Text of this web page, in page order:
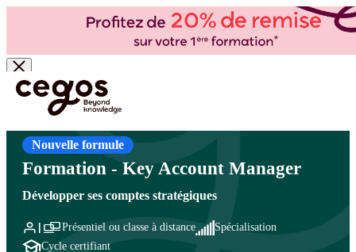
Skip to main content
Vous êtes ici : Accueil >Cegos, organisme de formation à Paris et en régions
>Vente et négociation
Nouvelle formule
Formation - Key Account Manager
Développer ses comptes stratégiques
Présentiel ou classe à distance
Spécialisation
Cycle certifiant